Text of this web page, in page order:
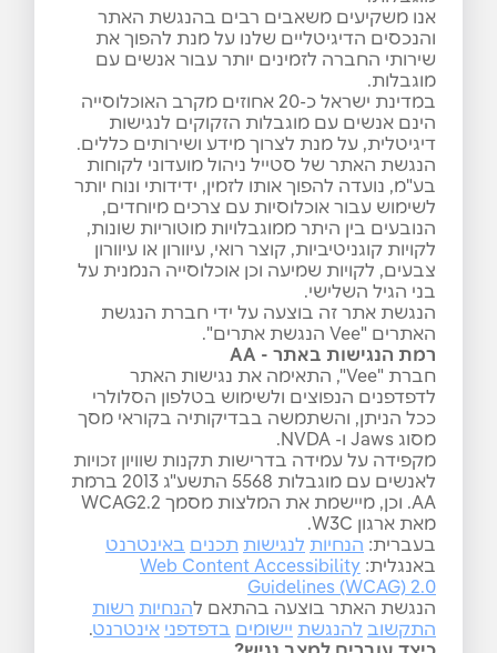
אנו משקיעים משאבים רבים בהנגשת האתר
והנכסים הדיגיטליים שלנו על מנת להפוך את
שירותי החברה לזמינים יותר עבור אנשים עם
מוגבלות.
במדינת ישראל כ-20 אחוזים מקרב האוכלוסייה
הינם אנשים עם מוגבלות הזקוקים לנגישות
דיגיטלית, על מנת לצרוך מידע ושירותים כללים.
הנגשת האתר של סטייל ניהול מועדוני לקוחות
בע"מ, נועדה להפוך אותו לזמין, ידידותי ונוח יותר
לשימוש עבור אוכלוסיות עם צרכים מיוחדים,
הנובעים בין היתר ממוגבלויות מוטוריות שונות,
לקויות קוגניטיביות, קוצר רואי, עיוורון או עיוורון
צבעים, לקויות שמיעה וכן אוכלוסייה הנמנית על
בני הגיל השלישי.
הנגשת אתר זה בוצעה על ידי חברת הנגשת
האתרים "Vee הנגשת אתרים".
רמת הנגישות באתר - AA
חברת "Vee", התאימה את נגישות האתר
לדפדפנים הנפוצים ולשימוש בטלפון הסלולרי
ככל הניתן, והשתמשה בבדיקותיה בקוראי מסך
מסוג Jaws ו- NVDA.
מקפידה על עמידה בדרישות תקנות שוויון זכויות
לאנשים עם מוגבלות 5568 התשע"ג 2013 ברמת
AA. וכן, מיישמת את המלצות מסמך WCAG2.2
מאת ארגון W3C.
בעברית: הנחיות לנגישות תכנים באינטרנט
באנגלית: Web Content Accessibility
Guidelines (WCAG) 2.0
הנגשת האתר בוצעה בהתאם להנחיות רשות
התקשוב להנגשת יישומים בדפדפני אינטרנט.